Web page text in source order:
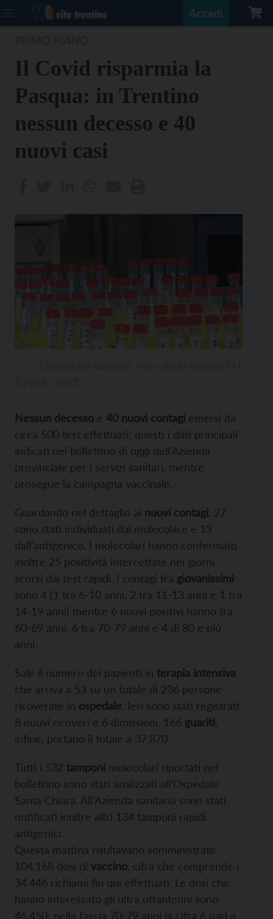
Accedi
Il Covid risparmia la
Pasqua: in Trentino
nessun decesso e 40
nuovi casi
Nessun decesso e 40 nuovi contagi emersi da
circa 500 test effettuati: questi i dati principali
indicati nel bollettino di oggi dell’Azienda
provinciale per i servizi sanitari, mentre
prosegue la campagna vaccinale.
Guardando nel dettaglio ai nuovi contagi , 27
sono stati individuati dal molecolare e 13
dall’antigenico. I molecolari hanno confermato
inoltre 25 positività intercettate nei giorni
scorsi dai test rapidi. I contagi fra giovanissimi
sono 4 (1 tra 6-10 anni, 2 tra 11-13 anni e 1 tra
14-19 anni) mentre 6 nuovi positivi hanno tra
60-69 anni, 6 tra 70-79 anni e 4 di 80 e più
anni.
Sale il numero dei pazienti in terapia intensiva
che arriva a 53 su un totale di 236 persone
ricoverate in ospedale. Ieri sono stati registrati
8 nuovi ricoveri e 6 dimissioni. 166 guariti
infine, portano il totale a 37.870.
Tutti i 532 tamponi molecolari riportati nel
bollettino sono stati analizzati all’Ospedale
Santa Chiara. All’Azienda sanitaria sono stati
notificati inoltre altri 134 tamponi rapidi
antigenici.
Questa mattina risultavano somministrate
104.168 dosi di vaccino , cifra che comprende i
34.446 richiami fin qui effettuati. Le dosi che
hanno interessato gli ultra ottantenni sono
46.450; nella fascia 70-79 anni la cifra è pari a